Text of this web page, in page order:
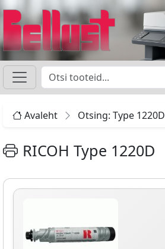
Avaleht Otsing: Type 1220D
RICOH Type 1220D